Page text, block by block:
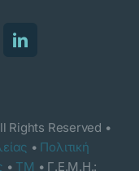
Rights Reserved •
• Πολιτική
• TM • Γ.Ε.Μ.Η.: